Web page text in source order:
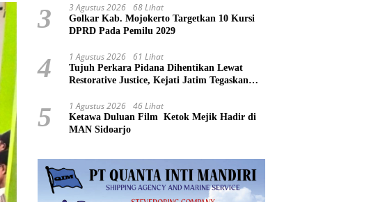
3 3 Agustus 2026 68 Lihat
Golkar Kab. Mojokerto Targetkan 10 Kursi
DPRD Pada Pemilu 2029
4 1 Agustus 2026 61 Lihat
Tujuh Perkara Pidana Dihentikan Lewat
Restorative Justice, Kejati Jatim Tegaskan
5 1 Agustus 2026 46 Lihat
Ketawa Duluan Film Ketok Mejik Hadir di
MAN Sidoarjo